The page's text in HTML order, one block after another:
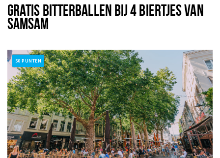
GRATIS BITTERBALLEN BIJ 4 BIERTJES VAN
SAMSAM
50 PUNTEN